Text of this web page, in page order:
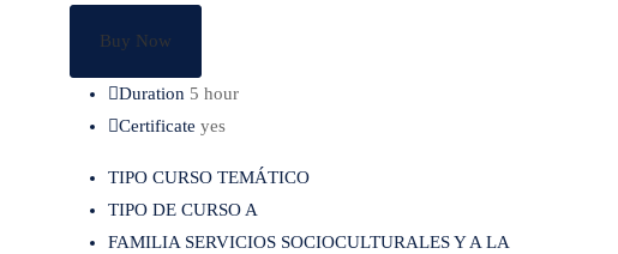
Buy Now
Duration 5 hour
Certificate yes
TIPO CURSO TEMÁTICO
TIPO DE CURSO A
FAMILIA SERVICIOS SOCIOCULTURALES Y A LA